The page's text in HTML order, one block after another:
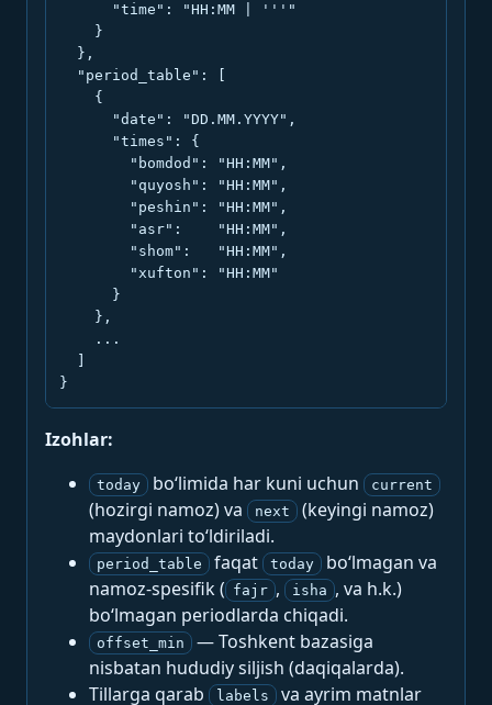
      "time": "HH:MM | '''"
    }
  },
  "period_table": [
    {
      "date": "DD.MM.YYYY",
      "times": {
        "bomdod": "HH:MM",
        "quyosh": "HH:MM",
        "peshin": "HH:MM",
        "asr":    "HH:MM",
        "shom":   "HH:MM",
        "xufton": "HH:MM"
      }
    },
    ...
}
Izohlar:
today bo‘limida har kuni uchun current
(hozirgi namoz) va next
(keyingi namoz)
maydonlari to‘ldiriladi.
period_table faqat today
bo‘lmagan va
namoz-spesifik ( fajr , isha , va h.k.)
bo‘lmagan periodlarda chiqadi.
offset_min
— Toshkent bazasiga
nisbatan hududiy siljish (daqiqalarda).
Tillarga qarab
labels
va ayrim matnlar